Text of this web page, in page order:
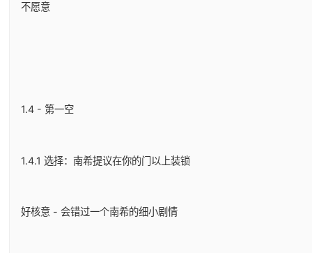
不愿意
1.4 - 第一空
1.4.1 选择：南希提议在你的门以上装锁
好核意 - 会错过一个南希的细小剧情